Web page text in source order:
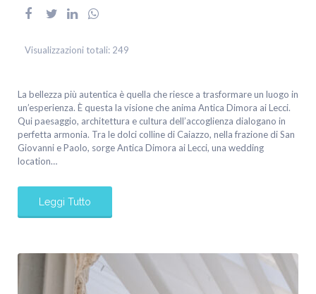
Visualizzazioni totali: 249
La bellezza più autentica è quella che riesce a trasformare un luogo in
un’esperienza. È questa la visione che anima Antica Dimora ai Lecci.
Qui paesaggio, architettura e cultura dell’accoglienza dialogano in
perfetta armonia. Tra le dolci colline di Caiazzo, nella frazione di San
Giovanni e Paolo, sorge Antica Dimora ai Lecci, una wedding
location…
Leggi Tutto